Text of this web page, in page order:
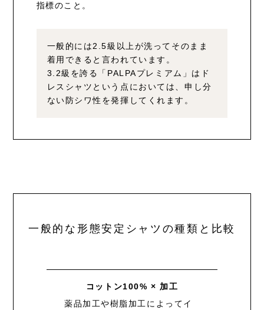
指標のこと。
一般的には2.5級以上が洗ってそのまま
着用できると言われています。
3.2級を誇る「PALPAプレミアム」はド
レスシャツという点においては、 申し分
ない防シワ性を発揮してくれます。
一般的な形態安定シャツの種類と比較
コットン100% × 加工
薬品加工や樹脂加工によってイ